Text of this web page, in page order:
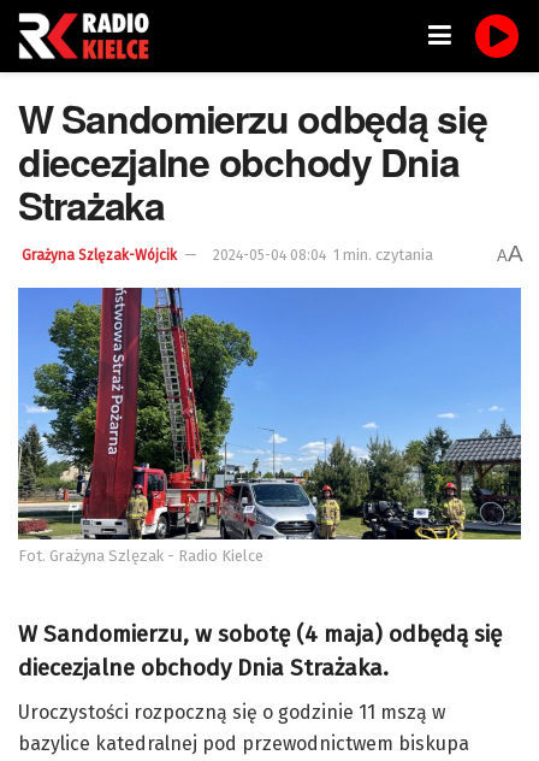
W Sandomierzu odbędą się
diecezjalne obchody Dnia
Strażaka
Grażyna Szlęzak-Wójcik 2024-05-04 08:04 1 min. czytania AA
Fot. Grażyna Szlęzak - Radio Kielce
W Sandomierzu, w sobotę (4 maja) odbędą się
diecezjalne obchody Dnia Strażaka.
Uroczystości rozpoczną się o godzinie 11 mszą w
bazylice katedralnej pod przewodnictwem biskupa